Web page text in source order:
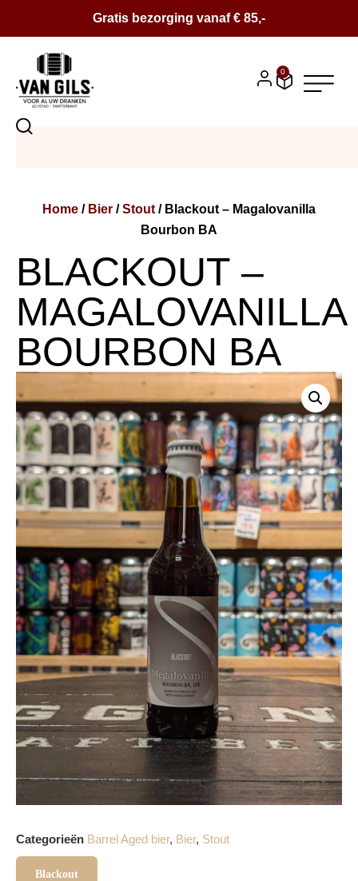
Gratis bezorging vanaf € 85,-
BIER
BIERPAKKETTEN
0
Home / Bier /Stout / Blackout – Magalovanilla
Bourbon BA
BLACKOUT –
MAGALOVANILLA
BOURBON BA
Categorieën Barrel Aged bier, Bier, Stout
Blackout